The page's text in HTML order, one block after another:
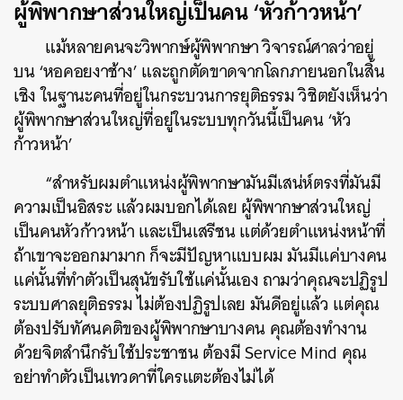
ผู้พิพากษาส่วนใหญ่เป็นคน ‘หัวก้าวหน้า’
แม้หลายคนจะวิพากษ์ผู้พิพากษา วิจารณ์ศาลว่าอยู่
บน ‘หอคอยงาช้าง’ และถูกตัดขาดจากโลกภายนอกในสิ้น
เชิง ในฐานะคนที่อยู่ในกระบวนการยุติธรรม วิชิตยังเห็นว่า
ผู้พิพากษาส่วนใหญ่ที่อยู่ในระบบทุกวันนี้เป็นคน ‘หัว
ก้าวหน้า’
“สำหรับผมตำแหน่งผู้พิพากษามันมีเสน่ห์ตรงที่มันมี
ความเป็นอิสระ แล้วผมบอกได้เลย ผู้พิพากษาส่วนใหญ่
เป็นคนหัวก้าวหน้า และเป็นเสรีชน แต่ด้วยตำแหน่งหน้าที่
ถ้าเขาจะออกมามาก ก็จะมีปัญหาแบบผม มันมีแค่บางคน
แค่นั้นที่ทำตัวเป็นสุนัขรับใช้แค่นั้นเอง ถามว่าคุณจะปฏิรูป
ระบบศาลยุติธรรม ไม่ต้องปฏิรูปเลย มันดีอยู่แล้ว แต่คุณ
ต้องปรับทัศนคติของผู้พิพากษาบางคน คุณต้องทำงาน
ด้วยจิตสำนึกรับใช้ประชาชน ต้องมี Service Mind คุณ
อย่าทำตัวเป็นเทวดาที่ใครแตะต้องไม่ได้